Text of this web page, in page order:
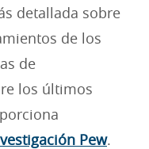
detallada sobre
de los
de
los últimos
Pew.